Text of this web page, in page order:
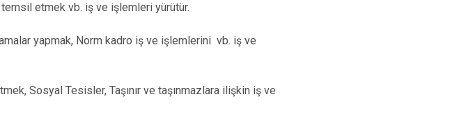
temsil etmek vb. iş ve işlemleri yürütür.
yapmak, Norm kadro iş ve işlemlerini vb. iş ve
Sosyal Tesisler, Taşınır ve taşınmazlara ilişkin iş ve